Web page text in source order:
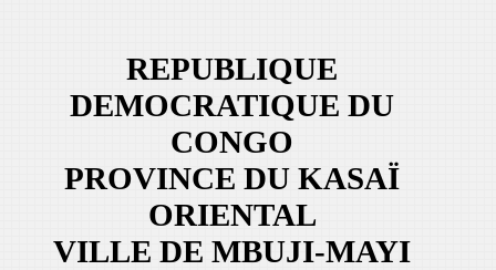
REPUBLIQUE
DEMOCRATIQUE DU
CONGO
PROVINCE DU KASAÏ
ORIENTAL
VILLE DE MBUJI-MAYI